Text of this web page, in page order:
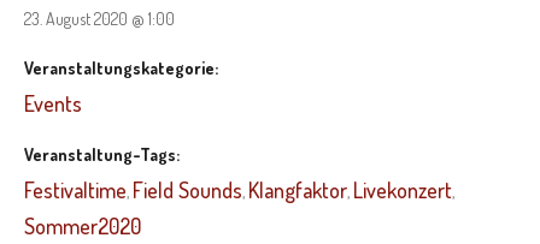
23. August 2020 @ 1:00
Veranstaltungskategorie:
Events
Veranstaltung-Tags:
Festivaltime, Field Sounds, Klangfaktor, Livekonzert,
Sommer2020